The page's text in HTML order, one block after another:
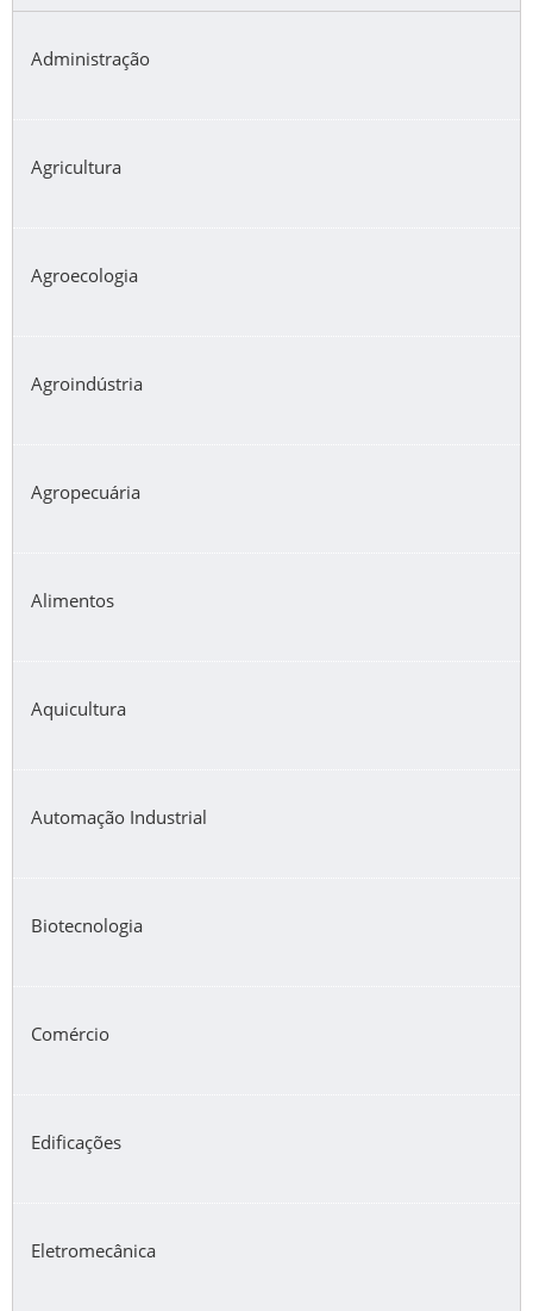
Administração
Agricultura
Agroecologia
Agroindústria
Agropecuária
Alimentos
Aquicultura
Automação Industrial
Biotecnologia
Comércio
Edificações
Eletromecânica